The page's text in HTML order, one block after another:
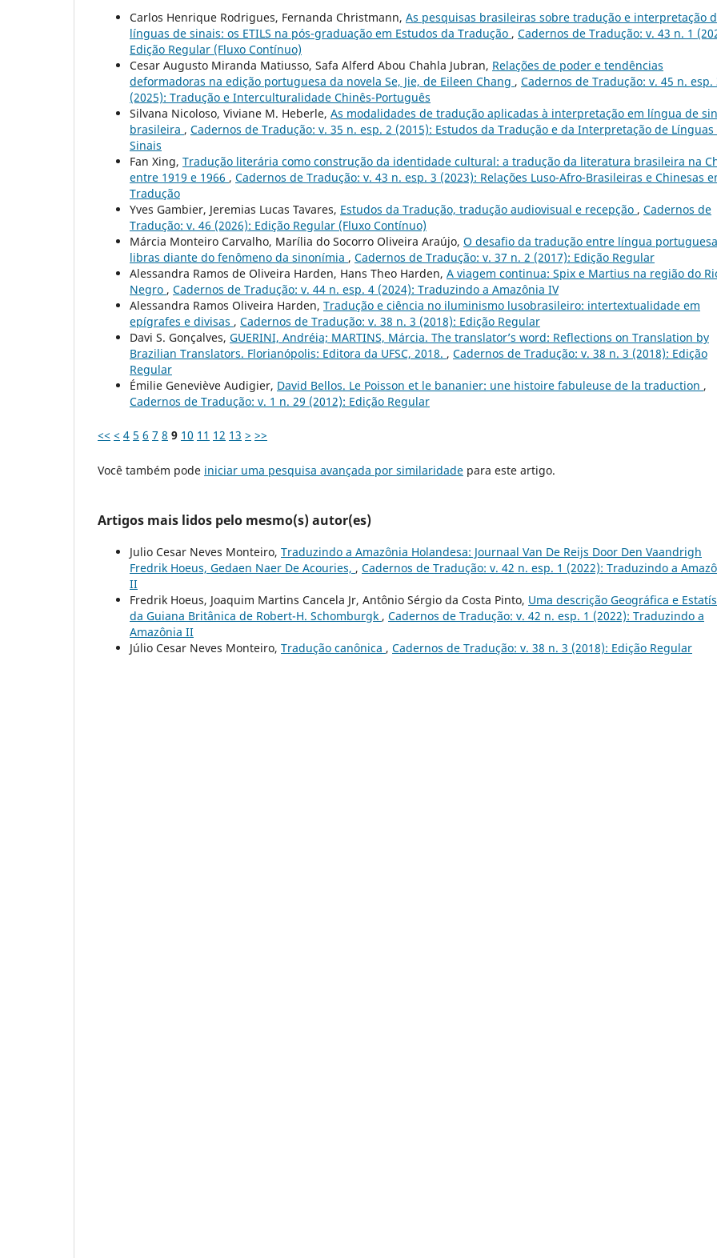
Carlos Henrique Rodrigues, Fernanda Christmann, As pesquisas brasileiras sobre tradução e interpretação
línguas de sinais: os ETILS na pós-graduação em Estudos da Tradução , Cadernos de Tradução: v. 43 n. 1
Edição Regular (Fluxo Contínuo)
Cesar Augusto Miranda Matiusso, Safa Alferd Abou Chahla Jubran, Relações de poder e tendências
deformadoras na edição portuguesa da novela Se, Jie, de Eileen Chang , Cadernos de Tradução: v. 45 n. esp.
(2025): Tradução e Interculturalidade Chinês-Português
Silvana Nicoloso, Viviane M. Heberle, As modalidades de tradução aplicadas à interpretação em língua de
brasileira , Cadernos de Tradução: v. 35 n. esp. 2 (2015): Estudos da Tradução e da Interpretação de Línguas
Sinais
Fan Xing, Tradução literária como construção da identidade cultural: a tradução da literatura brasileira na
entre 1919 e 1966 , Cadernos de Tradução: v. 43 n. esp. 3 (2023): Relações Luso-Afro-Brasileiras e Chinesas
Tradução
Yves Gambier, Jeremias Lucas Tavares, Estudos da Tradução, tradução audiovisual e recepção , Cadernos de
Tradução: v. 46 (2026): Edição Regular (Fluxo Contínuo)
Márcia Monteiro Carvalho, Marília do Socorro Oliveira Araújo, O desafio da tradução entre língua
libras diante do fenômeno da sinonímia , Cadernos de Tradução: v. 37 n. 2 (2017): Edição Regular
Alessandra Ramos de Oliveira Harden, Hans Theo Harden, A viagem continua: Spix e Martius na região do
Negro , Cadernos de Tradução: v. 44 n. esp. 4 (2024): Traduzindo a Amazônia IV
Alessandra Ramos Oliveira Harden, Tradução e ciência no iluminismo lusobrasileiro: intertextualidade em
epígrafes e divisas , Cadernos de Tradução: v. 38 n. 3 (2018): Edição Regular
Davi S. Gonçalves, GUERINI, Andréia; MARTINS, Márcia. The translator’s word: Reflections on Translation by
Brazilian Translators. Florianópolis: Editora da UFSC, 2018. , Cadernos de Tradução: v. 38 n. 3 (2018): Edição
Regular
Émilie Geneviève Audigier, David Bellos. Le Poisson et le bananier: une histoire fabuleuse de la traduction ,
Cadernos de Tradução: v. 1 n. 29 (2012): Edição Regular
<< < 4 5 6 7 8 9 10 11 12 13 > >>
Você também pode iniciar uma pesquisa avançada por similaridade para este artigo.
Artigos mais lidos pelo mesmo(s) autor(es)
Julio Cesar Neves Monteiro, Traduzindo a Amazônia Holandesa: Journaal Van De Reijs Door Den Vaandrigh
Fredrik Hoeus, Gedaen Naer De Acouries, , Cadernos de Tradução: v. 42 n. esp. 1 (2022): Traduzindo a
II
Fredrik Hoeus, Joaquim Martins Cancela Jr, Antônio Sérgio da Costa Pinto, Uma descrição Geográfica e
da Guiana Britânica de Robert-H. Schomburgk , Cadernos de Tradução: v. 42 n. esp. 1 (2022): Traduzindo a
Amazônia II
Júlio Cesar Neves Monteiro, Tradução canônica , Cadernos de Tradução: v. 38 n. 3 (2018): Edição Regular